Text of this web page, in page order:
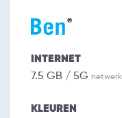
INTERNET
7.5 GB / 5G netwerk
KLEUREN